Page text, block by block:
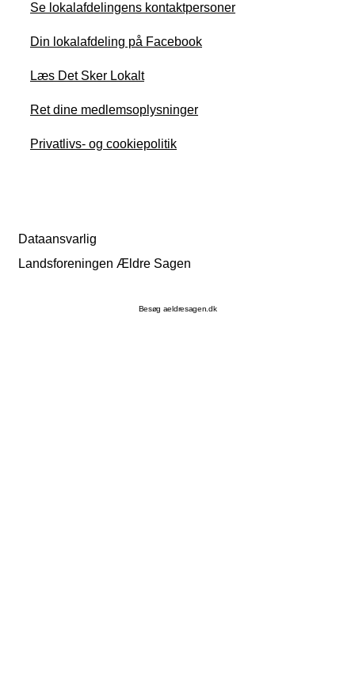
Se lokalafdelingens kontaktpersoner
Din lokalafdeling på Facebook
Læs Det Sker Lokalt
Ret dine medlemsoplysninger
Privatlivs- og cookiepolitik
Dataansvarlig
Landsforeningen Ældre Sagen
Besøg aeldresagen.dk